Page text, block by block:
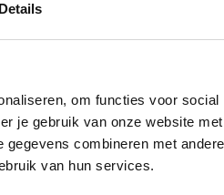
Details
om functies voor
je gebruik van onze website
combineren met
van hun services.
www.voordeeluitjes.nl (see the